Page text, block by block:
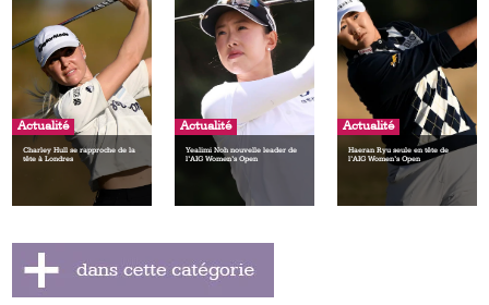
Actualité
Charley Hull se rapproche de la
tête à Londres
Actualité
Yealimi Noh nouvelle leader de
l’AIG Women’s Open
Actualité
Haeran Ryu seule en tête de
l’AIG Women’s Open